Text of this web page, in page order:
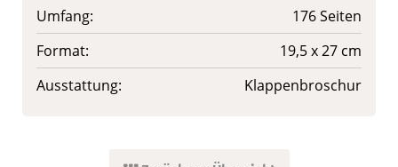
Umfang:
176 Seiten
Format:
19,5 x 27 cm
Ausstattung:
Klappenbroschur